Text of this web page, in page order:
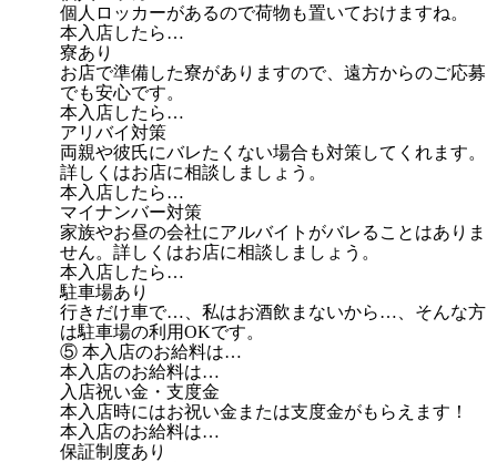
個人ロッカーがあるので荷物も置いておけますね。
本入店したら…
寮あり
お店で準備した寮がありますので、遠方からのご応募
でも安心です。
本入店したら…
アリバイ対策
両親や彼氏にバレたくない場合も対策してくれます。
詳しくはお店に相談しましょう。
本入店したら…
マイナンバー対策
家族やお昼の会社にアルバイトがバレることはありま
せん。詳しくはお店に相談しましょう。
本入店したら…
駐車場あり
行きだけ車で…、私はお酒飲まないから…、そんな方
は駐車場の利用OKです。
⑤ 本入店のお給料は…
本入店のお給料は…
入店祝い金・支度金
本入店時にはお祝い金または支度金がもらえます！
本入店のお給料は…
保証制度あり